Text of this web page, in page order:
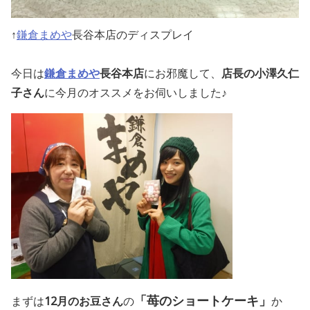
↑鎌倉まめや長谷本店のディスプレイ
今日は鎌倉まめや長谷本店にお邪魔して、 店長の小澤久仁
子さんに今月のオススメをお伺いしました♪
まずは12月のお豆さんの 「苺のショートケーキ」 か